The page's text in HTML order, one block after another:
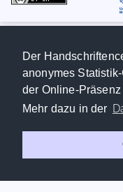
Der
anonymes
der Online-
Mehr dazu in der